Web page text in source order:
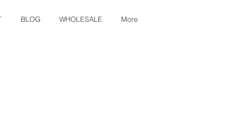
BLOG WHOLESALE More